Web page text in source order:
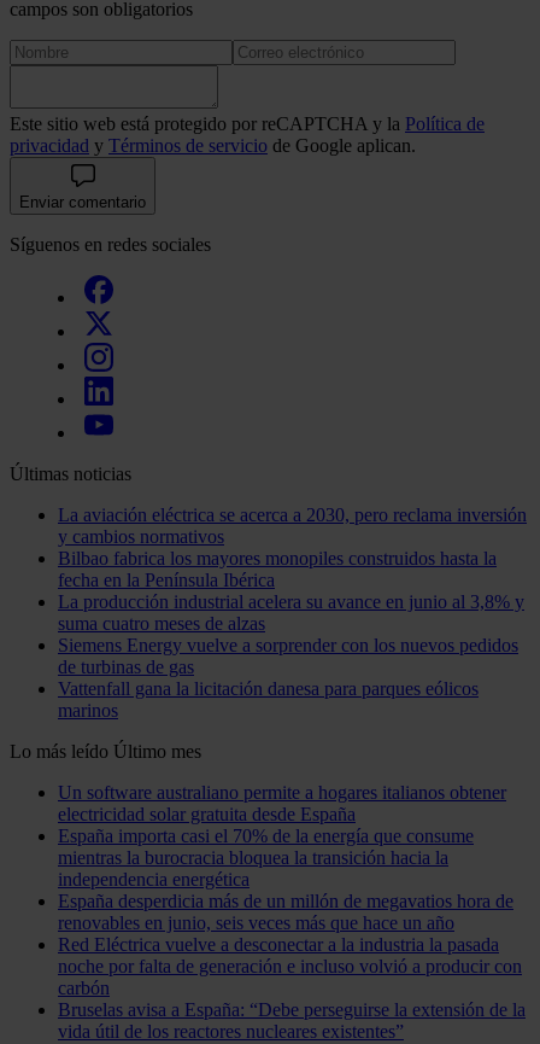
recopilado a partir del uso que haya hecho de sus servicios.
campos son obligatorios
Este sitio web está protegido por reCAPTCHA y la Política de
privacidad y Términos de servicio de Google aplican.
Enviar comentario
Síguenos en redes sociales
Últimas noticias
La aviación eléctrica se acerca a 2030, pero reclama inversión
y cambios normativos
Bilbao fabrica los mayores monopiles construidos hasta la
fecha en la Península Ibérica
La producción industrial acelera su avance en junio al 3,8% y
suma cuatro meses de alzas
Siemens Energy vuelve a sorprender con los nuevos pedidos
de turbinas de gas
Vattenfall gana la licitación danesa para parques eólicos
marinos
Lo más leído Último mes
Un software australiano permite a hogares italianos obtener
electricidad solar gratuita desde España
España importa casi el 70% de la energía que consume
mientras la burocracia bloquea la transición hacia la
independencia energética
España desperdicia más de un millón de megavatios hora de
renovables en junio, seis veces más que hace un año
Red Eléctrica vuelve a desconectar a la industria la pasada
noche por falta de generación e incluso volvió a producir con
carbón
Bruselas avisa a España: “Debe perseguirse la extensión de la
vida útil de los reactores nucleares existentes”